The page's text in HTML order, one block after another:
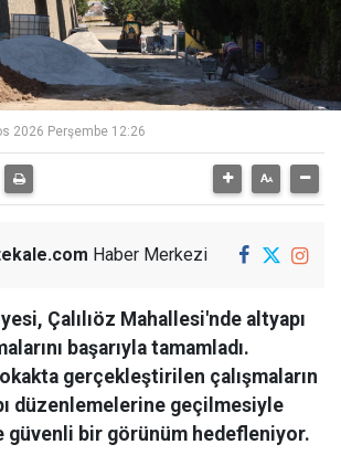
2026 Perşembe 12:26
Haber Merkezi
Çalılıöz Mahallesi'nde altyapı
başarıyla tamamladı.
gerçekleştirilen çalışmaların
düzenlemelerine geçilmesiyle
güvenli bir görünüm hedefleniyor.